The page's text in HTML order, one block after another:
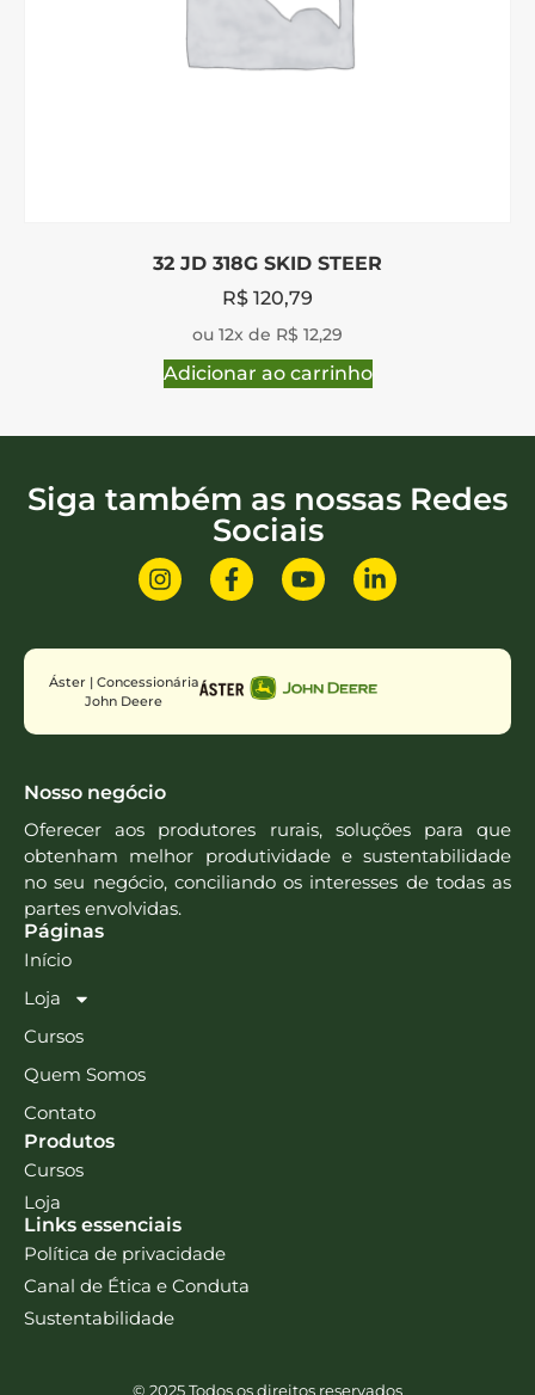
32 JD 318G SKID STEER
R$ 120,79
ou 12x de R$ 12,29
Adicionar ao carrinho
Siga também as nossas Redes
Sociais
Áster | Concessionária
John Deere
Nosso negócio
Oferecer aos produtores rurais, soluções para que
obtenham melhor produtividade e sustentabilidade
no seu negócio, conciliando os interesses de todas as
partes envolvidas.
Páginas
Início
Loja
Cursos
Quem Somos
Contato
Produtos
Cursos
Loja
Links essenciais
Política de privacidade
Canal de Ética e Conduta
Sustentabilidade
© 2025 Todos os direitos reservados